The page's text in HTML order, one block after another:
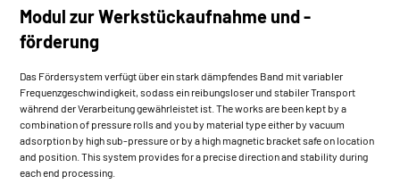
Modul zur Werkstückaufnahme und -
förderung
Das Fördersystem verfügt über ein stark dämpfendes Band mit variabler
Frequenzgeschwindigkeit, sodass ein reibungsloser und stabiler Transport
während der Verarbeitung gewährleistet ist. The works are been kept by a
combination of pressure rolls and you by material type either by vacuum
adsorption by high sub-pressure or by a high magnetic bracket safe on location
and position. This system provides for a precise direction and stability during
each end processing.